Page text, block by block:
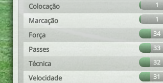
Colocação 1
Marcação 1
Força 34
Passes 33
Técnica 32
Velocidade 31